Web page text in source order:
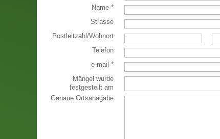
Name *
Strasse
Postleitzahl /Wohnort
Telefon
e-mail *
Mängel wurde
festgestellt am
Genaue Ortsanagabe